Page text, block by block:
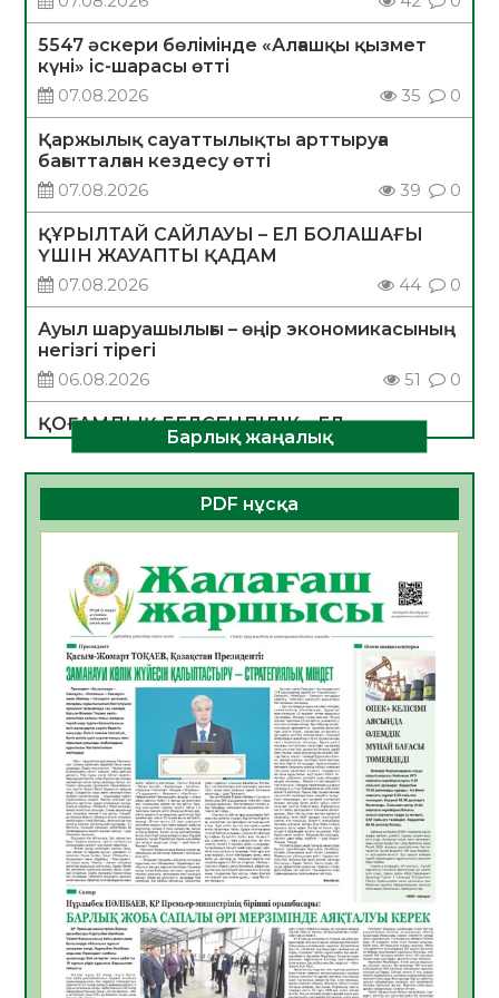
5547 әскери бөлімінде «Алғашқы қызмет
күні» іс-шарасы өтті
07.08.2026
35 0
Қаржылық сауаттылықты арттыруға
бағытталған кездесу өтті
07.08.2026
39 0
ҚҰРЫЛТАЙ САЙЛАУЫ – ЕЛ БОЛАШАҒЫ
ҮШІН ЖАУАПТЫ ҚАДАМ
07.08.2026
44 0
Ауыл шаруашылығы – өңір экономикасының
негізгі тірегі
06.08.2026
51 0
ҚОҒАМДЫҚ БЕЛСЕНДІЛІК – ЕЛ
ДАМУЫНЫҢ НЕГІЗІ
06.08.2026
49 0
ҚҰРЫЛТАЙ САЙЛАУЫ – БОЛАШАҚҚА
06.08.2026
Инфекциялық ауруларға қарсы иммундау
жұмыстарының тиімділігі
06.08.2026
53
Көкжөтел ауруы туралы
06.08.2026
51
АПВ вакцинасы туралы мәлімет
06.08.2026
49
Open Air: Қызылорда облысы полиция
департаменті 20 мыңнан астам
көрерменнің қауіпсіздігін қамтамасыз етті
06.08.2026
62
ҚЫЗЫЛОРДАДА «САНАЛЫ ҰРПАҚ –
ЖАРҚЫН БОЛАШАҚ» АТТЫ КЕҢЕЙТІЛГЕН
Барлық жаңалық
PDF нұсқа